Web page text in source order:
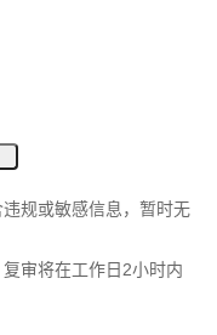
规或敏感信息，暂时无
审将在工作日2小时内